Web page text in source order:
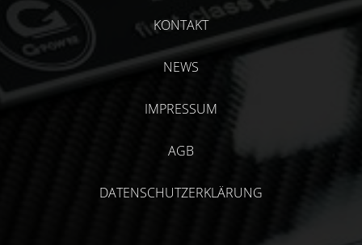
KONTAKT
NEWS
IMPRESSUM
AGB
DATENSCHUTZERKLÄRUNG